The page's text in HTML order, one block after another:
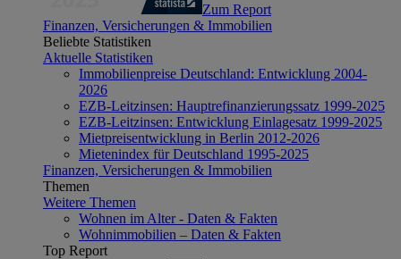
Zum Report
Finanzen, Versicherungen & Immobilien
Beliebte Statistiken
Aktuelle Statistiken
Immobilienpreise Deutschland: Entwicklung 2004-
2026
EZB-Leitzinsen: Hauptrefinanzierungssatz 1999-2025
EZB-Leitzinsen: Entwicklung Einlagesatz 1999-2025
Mietpreisentwicklung in Berlin 2012-2026
Mietenindex für Deutschland 1995-2025
Finanzen, Versicherungen & Immobilien
Themen
Weitere Themen
Wohnen im Alter - Daten & Fakten
Wohnimmobilien – Daten & Fakten
Top Report